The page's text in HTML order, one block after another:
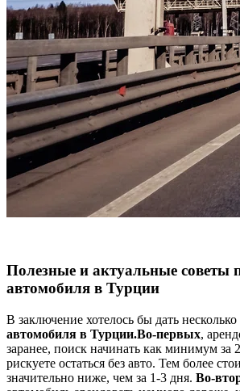
Полезные и актуальные советы
автомобиля в Турции
В заключение хотелось бы дать несколько
автомобиля в Турции.Во-первых,
заранее, поиск начинать как минимум за
рискуете остаться без авто. Тем более
значительно ниже, чем за 1-3 дня. Во-